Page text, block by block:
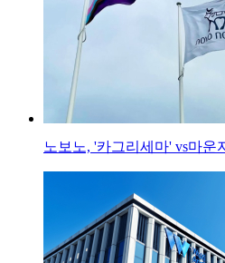
노보노, '카그리세마' vs마운